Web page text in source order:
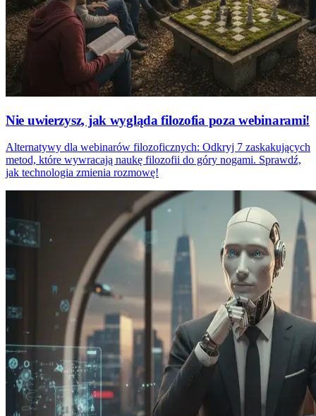
Nie uwierzysz, jak wygląda filozofia poza webinarami!
Alternatywy dla webinarów filozoficznych: Odkryj 7 zaskakujących
metod, które wywracają naukę filozofii do góry nogami. Sprawdź,
jak technologia zmienia rozmowę!